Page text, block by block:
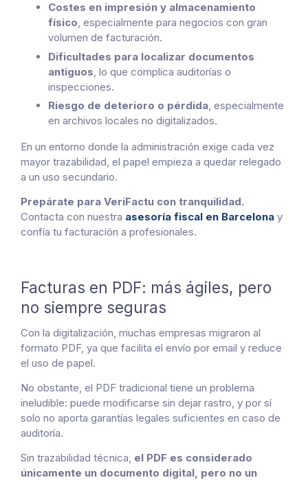
Costes en impresión y almacenamiento
físico, especialmente para negocios con gran
volumen de facturación.
Dificultades para localizar documentos
antiguos , lo que complica auditorías o
inspecciones.
Riesgo de deterioro o pérdida, especialmente
en archivos locales no digitalizados.
En un entorno donde la administración exige cada vez
mayor trazabilidad, el papel empieza a quedar relegado
a un uso secundario.
Prepárate para VeriFactu con tranquilidad.
Contacta con nuestra asesoría fiscal en Barcelona y
confía tu facturación a profesionales.
Facturas en PDF: más ágiles, pero
no siempre seguras
Con la digitalización, muchas empresas migraron al
formato PDF, ya que facilita el envío por email y reduce
el uso de papel.
No obstante, el PDF tradicional tiene un problema
ineludible: puede modificarse sin dejar rastro, y por sí
solo no aporta garantías legales suficientes en caso de
auditoría.
Sin trazabilidad técnica, el PDF es considerado
únicamente un documento digital, pero no un